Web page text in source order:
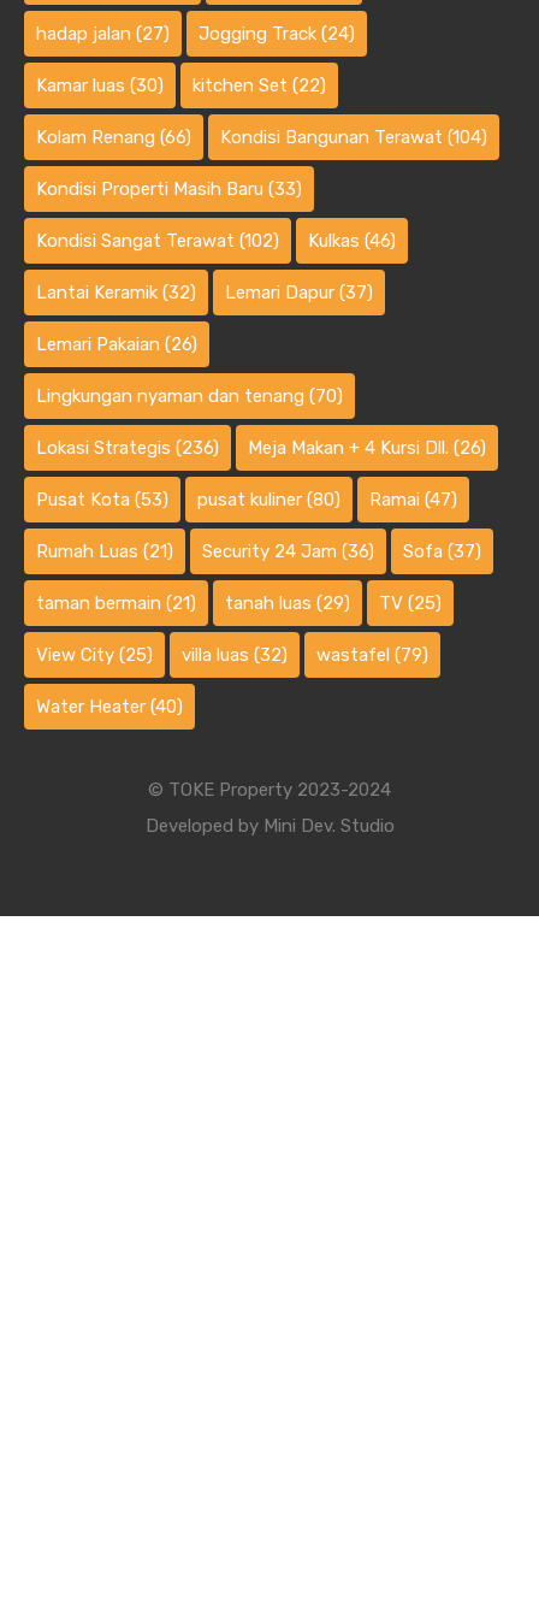
hadap jalan (27) Jogging Track (24)
Kamar luas (30) kitchen Set (22)
Kolam Renang (66) Kondisi Bangunan Terawat (104)
Kondisi Properti Masih Baru (33)
Kondisi Sangat Terawat (102) Kulkas (46)
Lantai Keramik (32) Lemari Dapur (37)
Lemari Pakaian (26)
Lingkungan nyaman dan tenang (70)
Lokasi Strategis (236) Meja Makan + 4 Kursi Dll. (26)
Pusat Kota (53) pusat kuliner (80) Ramai (47)
Rumah Luas (21) Security 24 Jam (36) Sofa (37)
taman bermain (21) tanah luas (29) TV (25)
View City (25) villa luas (32) wastafel (79)
Water Heater (40)
© TOKE Property 2023-2024
Developed by Mini Dev. Studio